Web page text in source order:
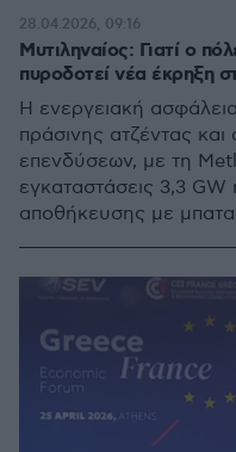
Μυτιληναίος: Γιατί ο
πυροδοτεί νέα έκρηξη
Η ενεργειακή
πράσινης ατζέντας και
επενδύσεων, με τη
εγκαταστάσεις 3,3 GW
αποθήκευσης με
28.04.2026, 09:16